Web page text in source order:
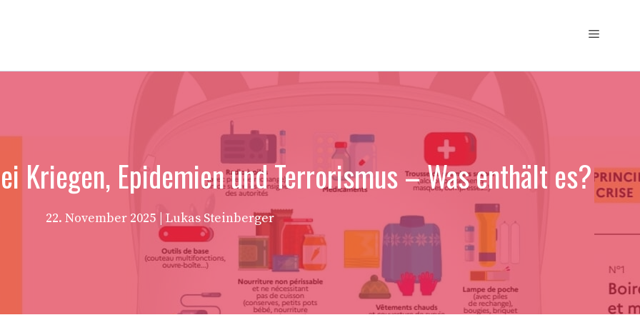
Menü
Kriegen, Epidemien und Terrorismus – Was enthält es?
22. November 2025 | Lukas Steinberger